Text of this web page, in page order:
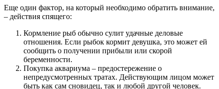
Еще один фактор, на который необходимо обратить внимание,
– действия спящего:
Кормление рыб обычно сулит удачные деловые
отношения. Если рыбок кормит девушка, это может ей
сообщить о получении прибыли или скорой
беременности.
Покупка аквариума – предостережение о
непредусмотренных тратах. Действующим лицом может
быть как сам сновидец, так и любой другой человек.